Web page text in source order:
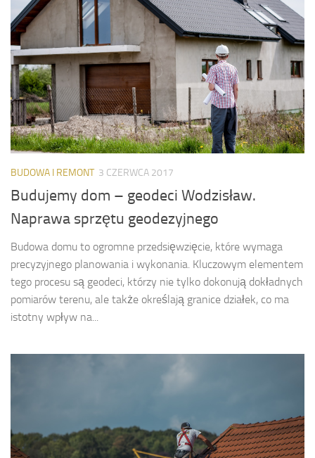
BUDOWA I REMONT 3 CZERWCA 2017
Budujemy dom – geodeci Wodzisław.
Naprawa sprzętu geodezyjnego
Budowa domu to ogromne przedsięwzięcie, które wymaga
precyzyjnego planowania i wykonania. Kluczowym elementem
tego procesu są geodeci, którzy nie tylko dokonują dokładnych
pomiarów terenu, ale także określają granice działek, co ma
istotny wpływ na...